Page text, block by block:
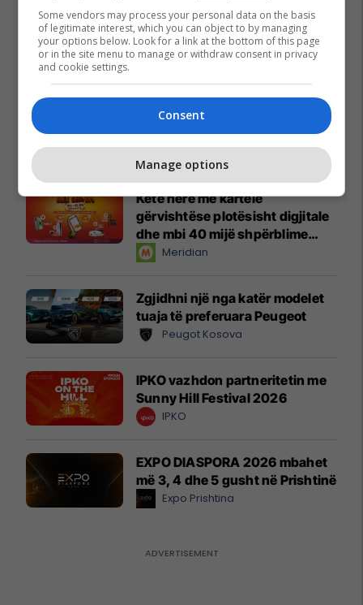
Promo Reklamo këtu
Këtë herë me kartelë
gërvishtëse plotësisht digjitale
dhe mbi 40 mijë shpërblime
instant!Meridian
Zgjidhni një nga katër modelet
tuaja të preferuara Peugeot
Peugot Kosova
IPKO vazhdon partneritetin me
Sunny Hill Festival 2026
IPKO
EXPO DIASPORA 2026 mbahet
më 3, 4 dhe 5 gusht në Prishtinë
Expo Prishtina
Some vendors may process your personal data on the basis
of legitimate interest, which you can object to by managing
your options below. Look for a link at the bottom of this page
or in the site menu to manage or withdraw consent in privacy
and cookie settings.
Consent
Manage options